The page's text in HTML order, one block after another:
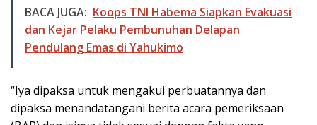
BACA JUGA: Koops TNI Habema Siapkan Evakuasi
dan Kejar Pelaku Pembunuhan Delapan
Pendulang Emas di Yahukimo
“Iya dipaksa untuk mengakui perbuatannya dan
dipaksa menandatangani berita acara pemeriksaan